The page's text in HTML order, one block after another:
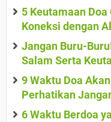
5 Keutamaan
Koneksi dengan
Jangan Buru-
Salam Serta
9 Waktu Doa
Perhatikan
6 Waktu Berdoa